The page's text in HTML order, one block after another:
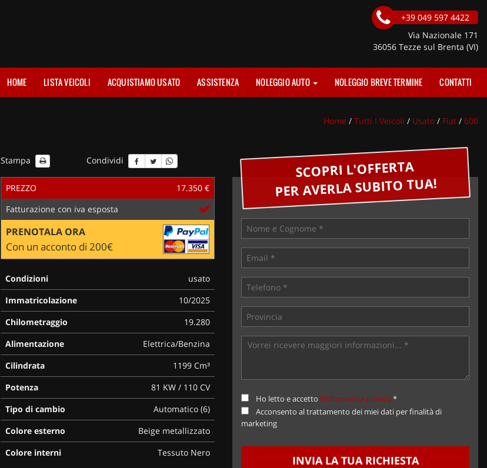
+39 049 597 4422
Via Nazionale 171
36056 Tezze sul Brenta (VI)
HOME LISTA VEICOLI ACQUISTIAMO USATO ASSISTENZA NOLEGGIO AUTO NOLEGGIO BREVE TERMINE CONTATTI
Home / Tutti I Veicoli / Usato / Fiat / 600
Stampa Condividi
PREZZO
17.350 €
Fatturazione con iva esposta
PRENOTALA ORA
Con un acconto di 200€
Condizioni
usato
Immatricolazione
10/2025
Chilometraggio
19.280
Alimentazione
Elettrica/Benzina
Cilindrata
1199 Cm³
Potenza
81 KW / 110 CV
Tipo di cambio
Automatico (6)
Colore esterno
Beige metallizzato
Colore interni
Tessuto Nero
SCOPRI L'OFFERTA
PER AVERLA SUBITO TUA!
Ho letto e accetto l'informativa privacy*
Acconsento al trattamento dei miei dati per finalità di
marketing
INVIA LA TUA RICHIESTA